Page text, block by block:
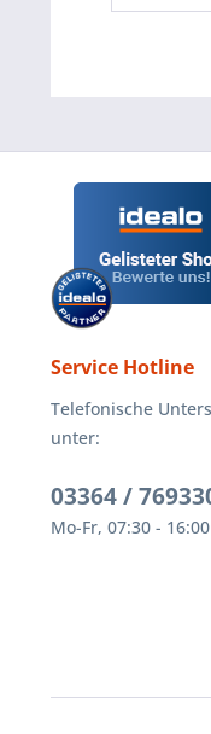
Service Hotline
Telefonische
unter:
03364 /
Mo-Fr, 07:30 -